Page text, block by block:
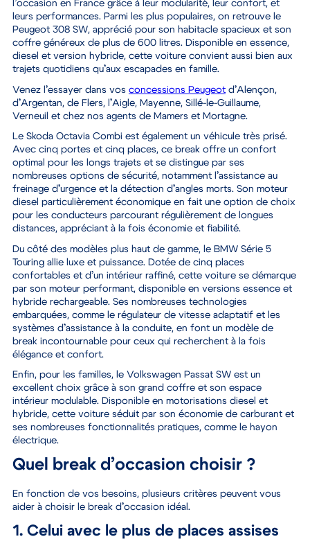
l’occasion en France grâce à leur modularité, leur confort, et
leurs performances. Parmi les plus populaires, on retrouvele
Peugeot 308 SW, apprécié pour son habitacle spacieux et son
coffre généreux de plus de 600 litres. Disponible en essence,
diesel et version hybride, cette voiture convient aussi bien aux
trajets quotidiens qu’aux escapades en famille.
Venez l’essayer dans vos concessions Peugeotd’Alençon,
d’Argentan, de Flers, l’Aigle, Mayenne, Sillé-le-Guillaume,
Verneuil et chez nos agents de Mamers et Mortagne.
Le Skoda Octavia Combi est également un véhicule très prisé.
Avec cinq portes et cinq places, ce break offre un confort
optimal pour les longs trajets et se distingue par ses
nombreuses options de sécurité, notamment l’assistance au
freinage d’urgence et la détection d’angles morts. Son moteur
diesel particulièrement économique en fait une option de choix
pour les conducteurs parcourant régulièrement de longues
distances, appréciant à la fois économie et fiabilité.
Du côté des modèles plus haut de gamme, le BMW Série 5
Touring allie luxe et puissance. Dotée de cinq places
confortables et d’un intérieur raffiné, cette voiture se démarque
par son moteur performant, disponible en versions essence et
hybride rechargeable. Ses nombreuses technologies
embarquées, comme le régulateur de vitesse adaptatif et les
systèmes d’assistance à la conduite, en font un modèle de
break incontournable pour ceux qui recherchent à la fois
élégance et confort.
Enfin, pour les familles, le Volkswagen Passat SWest un
excellent choix grâce à son grand coffre et son espace
intérieur modulable. Disponible en motorisations diesel et
hybride, cette voiture séduit par son économie de carburant et
ses nombreuses fonctionnalités pratiques, comme le hayon
électrique.
Quel break d’occasion choisir ?
En fonction de vos besoins, plusieurs critères peuvent vous
aider à choisir le break d’occasion idéal.
1. Celui avec le plus de places assises